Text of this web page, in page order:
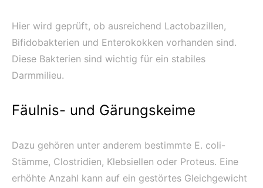
Hier wird geprüft, ob ausreichend Lactobazillen,
Bifidobakterien und Enterokokken vorhanden sind.
Diese Bakterien sind wichtig für ein stabiles
Darmmilieu.
Fäulnis- und Gärungskeime
Dazu gehören unter anderem bestimmte E. coli-
Stämme, Clostridien, Klebsiellen oder Proteus. Eine
erhöhte Anzahl kann auf ein gestörtes Gleichgewicht